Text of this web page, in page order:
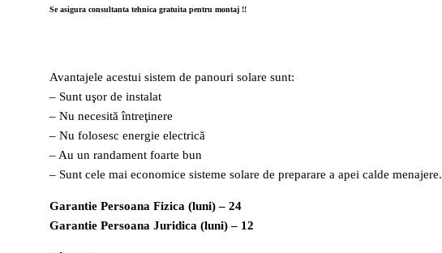
Se asigura consultanta tehnica gratuita pentru montaj !!
Avantajele acestui sistem de panouri solare sunt:
– Sunt uşor de instalat
– Nu necesită întreţinere
– Nu folosesc energie electrică
– Au un randament foarte bun
– Sunt cele mai economice sisteme solare de preparare a apei calde menajere.
Garantie Persoana Fizica (luni) – 24
Garantie Persoana Juridica (luni) – 12